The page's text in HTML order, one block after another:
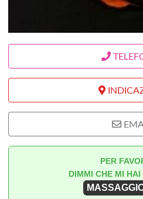
PER
DIMMI CHE MI HAI